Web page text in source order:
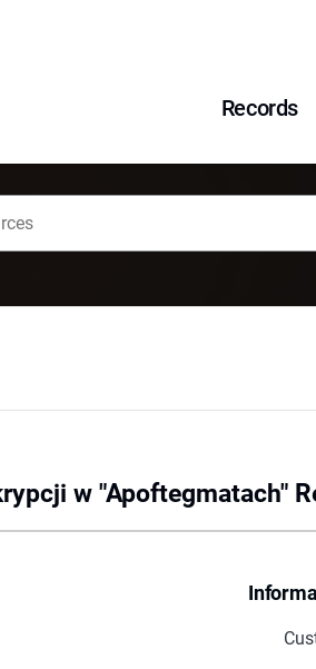
Records
w "Apoftegmatach"